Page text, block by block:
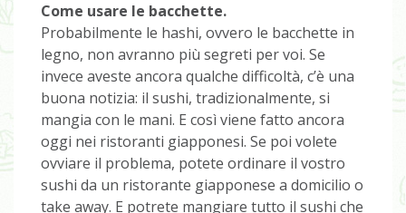
Come usare le bacchette.
Probabilmente le hashi, ovvero le bacchette in
legno, non avranno più segreti per voi. Se
invece aveste ancora qualche difficoltà, c’è una
buona notizia: il sushi, tradizionalmente, si
mangia con le mani. E così viene fatto ancora
oggi nei ristoranti giapponesi. Se poi volete
ovviare il problema, potete ordinare il vostro
sushi da un ristorante giapponese a domicilio o
take away. E potrete mangiare tutto il sushi che